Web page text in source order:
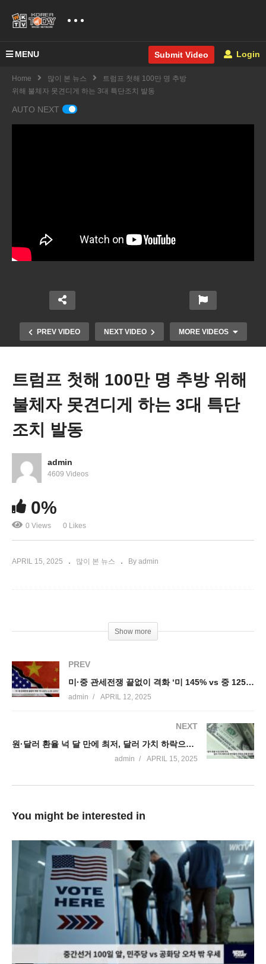
MENU Submit Video Login
Home 많이 본 뉴스
트럼프 첫해 100만 명 추방
위해 불체자 못견디게 하는 3대 특단조치 발동
AUTO NEXT
PREV VIDEO NEXT VIDEO MORE VIDEOS
트럼프 행정부, 메디케이드 수혜 조건 강화 추진
트럼프 첫해 100만 명 추방 위해
불체자 못견디게 하는 3대 특단
조치 발동
admin
4609 Videos
0%
0 Views 0 Likes
APRIL 15, 2025 많이 본 뉴스 By admin
Show more
PREV
미·중 관세전쟁 끝없이 격화 ‘미 145% vs 중 125%’
admin APRIL 12, 2025
NEXT
원·달러 환율 넉 달 만에 최저, 달러 가치 하락으로 한인들의 이득과 손해 양극화
admin APRIL 15, 2025
You might be interested in